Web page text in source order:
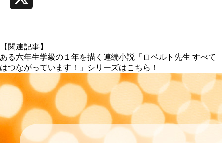
【関連記事】
ある六年生学級の１年を描く連続小説「ロベルト先生 すべて
はつながっています！」シリーズはこちら！